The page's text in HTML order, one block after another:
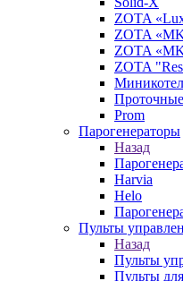
ZOTA
ZOTA
ZOTA
ZOTA
Проточные
Prom
Парогенераторы
Назад
Harvia
Helo
Пульты
Назад
Пульты
Пульты